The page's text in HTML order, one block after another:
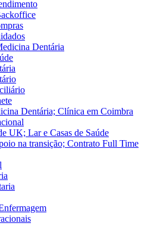
Dentária
Dentária; Clínica em Coimbra
UK; Lar e Casas de Saúde
na transição; Contrato Full Time